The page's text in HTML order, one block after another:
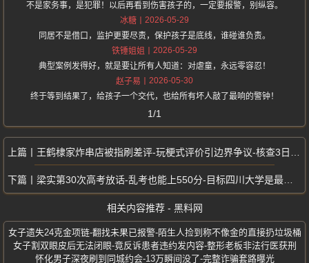
不是家务事，是犯罪！以后再看到伤害孩子的，一定要报警，别纵容。
冰糖
2026-05-29
同居不是借口，监护更要尽责，保护孩子是底线，谁碰谁负责。
铁锤姐姐
2026-05-29
典型案例发得好，就是要让所有人知道：对虐童，永远零容忍！
赵子易
2026-05-30
终于等到结果了，给孩子一个交代，也给所有坏人敲了最响的警钟！
1/1
王鹤棣家炸串店被指刷差评-玩梗式评价引边界争议-核查3日内不足10条
梁实第30次高考放话-乱考也能上550分-目标四川大学是最后一次参加
相关内容推荐 - 黑料网
女子遗失24克金项链-翻找未果已报警-陌生人捡到称不像金的直接扔垃圾桶
女子割双眼皮后无法闭眼-竟反诉患者违约发内容-整形老板非法行医获刑
怀化男子深夜刷到同城约会-13万瞬间没了-完整诈骗套路曝光